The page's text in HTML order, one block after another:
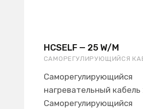
HCSELF — 25 W/M
САМОРЕГУЛИРУЮЩИЙСЯ
Саморегулирующийся
нагревательный
Саморегулирующийся